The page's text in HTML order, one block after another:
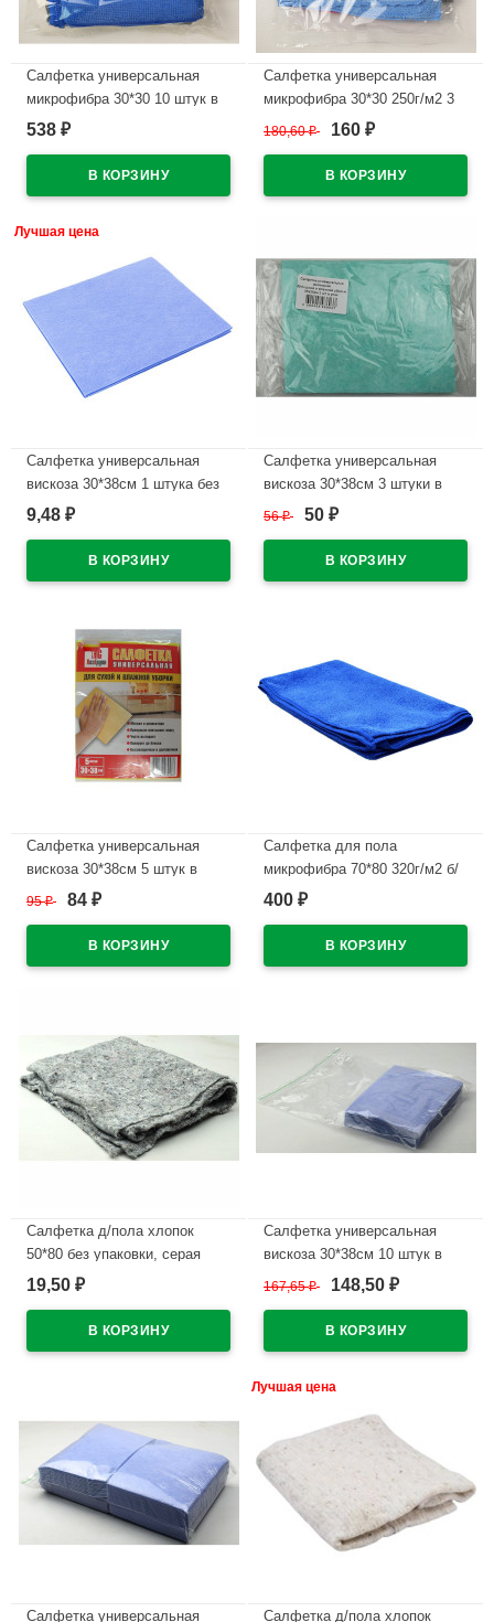
Салфетка универсальная
микрофибра 30*30 10 штук в
наборе 220г/м2 микс арт.55-
538 ₽
Салфетка универсальная
микрофибра 30*30 250г/м2 3
штуки в наборе микс арт.55-
180,60₽ 160 ₽
Лучшая цена
Салфетка универсальная
вискоза 30*38см 1 штука без
упаковки
9,48 ₽
Салфетка универсальная
вискоза 30*38см 3 штуки в
упаковке
56₽ 50 ₽
Салфетка универсальная
вискоза 30*38см 5 штук в
упаковке
95₽ 84 ₽
Салфетка для пола
микрофибра 70*80 320г/м2 б/
уп синяя арт.55-9551
400 ₽
Салфетка д/пола хлопок
50*80 без упаковки, серая
В наличии
19,50 ₽
Салфетка универсальная
вискоза 30*38см 10 штук в
167,65₽ 148,50 ₽
Салфетка универсальная
Лучшая цена
Салфетка д/пола хлопок